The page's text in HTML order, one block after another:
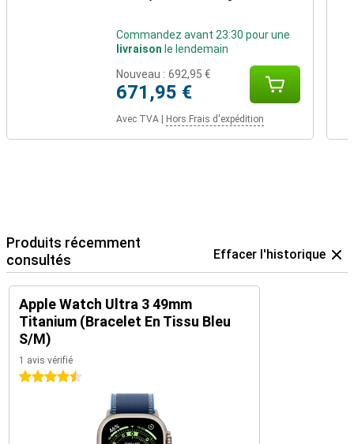
Commandez avant 23:30 pour une
livraison le lendemain
Nouveau : 692,95 €
671,95 €
Avec TVA Hors Frais d'expédition
Produits récemment
consultés
Effacer l'historique
Apple Watch Ultra 3 49mm
Titanium (Bracelet En Tissu Bleu
S/M)
1 avis vérifié
4.5 étoiles